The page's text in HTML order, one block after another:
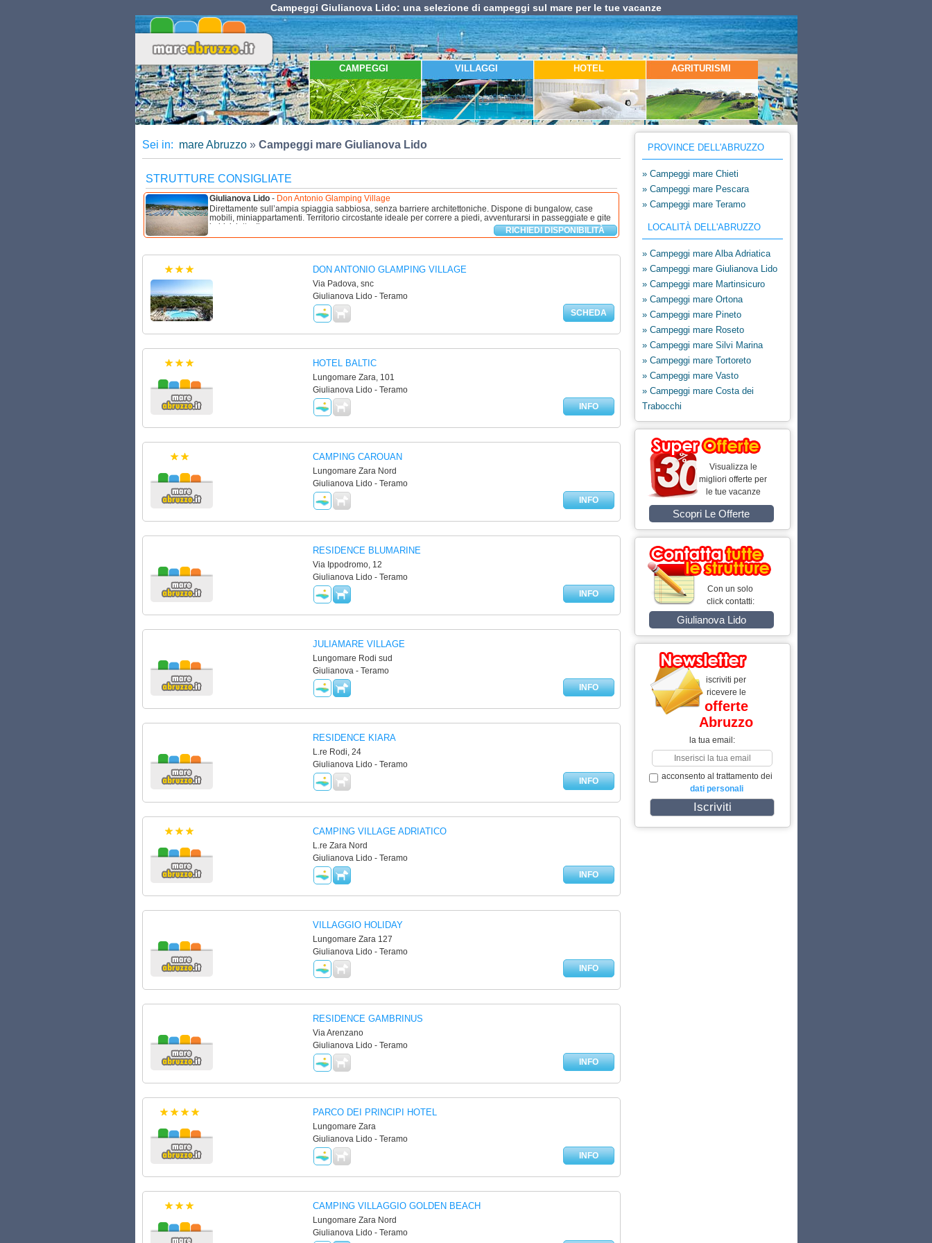
Campeggi Giulianova Lido: una selezione di campeggi sul mare per le tue vacanze
CAMPEGGI VILLAGGI HOTEL AGRITURISMI
Sei in: mare Abruzzo» Campeggi mare Giulianova Lido
STRUTTURE CONSIGLIATE
Giulianova Lido- Don Antonio Glamping Village
Direttamente sull’ampia spiaggia sabbiosa, senza barriere architettoniche. Dispone di bungalow, case
mobili, miniappartamenti. Territorio circostante ideale per correre a piedi, avventurarsi in passeggiate e gite
in bicicletta. Il mare ...
RICHIEDI DISPONIBILITÀ
DON ANTONIO GLAMPING VILLAGE
Via Padova, snc
Giulianova Lido - Teramo
SCHEDA
HOTEL BALTIC
Lungomare Zara, 101
Giulianova Lido - Teramo
INFO
CAMPING CAROUAN
Lungomare Zara Nord
Giulianova Lido - Teramo
INFO
RESIDENCE BLUMARINE
Via Ippodromo, 12
Giulianova Lido - Teramo
INFO
JULIAMARE VILLAGE
Lungomare Rodi sud
Giulianova - Teramo
INFO
RESIDENCE KIARA
L.re Rodi, 24
Giulianova Lido - Teramo
INFO
CAMPING VILLAGE ADRIATICO
L.re Zara Nord
Giulianova Lido - Teramo
INFO
VILLAGGIO HOLIDAY
Lungomare Zara 127
Giulianova Lido - Teramo
INFO
RESIDENCE GAMBRINUS
Via Arenzano
Giulianova Lido - Teramo
INFO
PARCO DEI PRINCIPI HOTEL
Lungomare Zara
Giulianova Lido - Teramo
INFO
CAMPING VILLAGGIO GOLDEN BEACH
Lungomare Zara Nord
Giulianova Lido - Teramo
PROVINCE DELL'ABRUZZO
» Campeggi mare Chieti
» Campeggi mare Pescara
» Campeggi mare Teramo
LOCALITÀ DELL'ABRUZZO
» Campeggi mare Alba Adriatica
» Campeggi mare Giulianova Lido
» Campeggi mare Martinsicuro
» Campeggi mare Ortona
» Campeggi mare Pineto
» Campeggi mare Roseto
» Campeggi mare Silvi Marina
» Campeggi mare Tortoreto
» Campeggi mare Vasto
» Campeggi mare Costa dei
Trabocchi
Visualizza le
migliori offerte per
le tue vacanze
Scopri Le Offerte
Con un solo
click contatti:
Giulianova Lido
iscriviti per
ricevere le
offerte
Abruzzo
la tua email:
acconsento al trattamento dei
dati personali